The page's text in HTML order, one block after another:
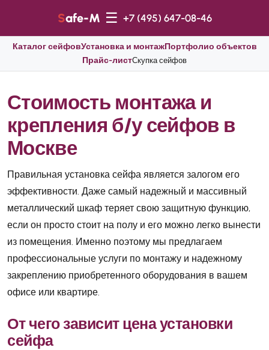
Safe-M ☰ +7 (495) 647-08-46
Каталог сейфовУстановка и монтажПортфолио объектов
Прайс-листСкупка сейфов
Стоимость монтажа и
крепления б/у сейфов в
Москве
Правильная установка сейфа является залогом его
эффективности. Даже самый надежный и массивный
металлический шкаф теряет свою защитную функцию,
если он просто стоит на полу и его можно легко вынести
из помещения. Именно поэтому мы предлагаем
профессиональные услуги по монтажу и надежному
закреплению приобретенного оборудования в вашем
офисе или квартире.
От чего зависит цена установки
сейфа